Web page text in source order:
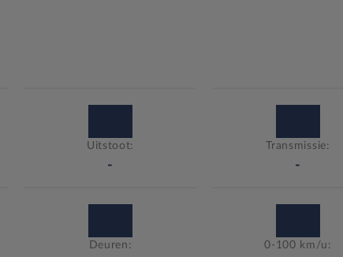
Uitstoot:
-
Transmissie:
-
Deuren: 0-100 km/u: